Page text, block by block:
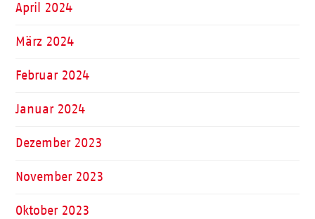
April 2024
März 2024
Februar 2024
Januar 2024
Dezember 2023
November 2023
Oktober 2023